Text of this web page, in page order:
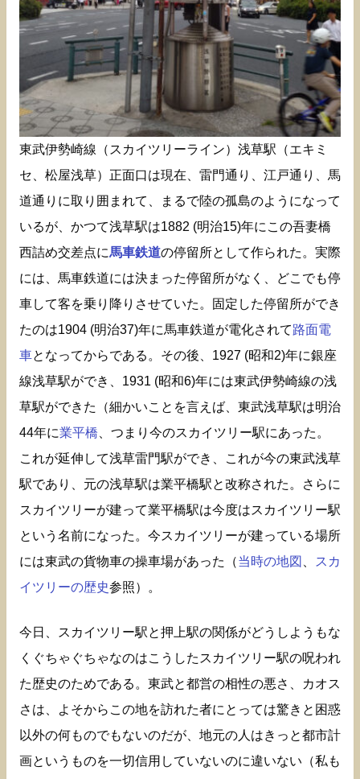
東武伊勢崎線（スカイツリーライン）浅草駅（エキミ
セ、松屋浅草）正面口は現在、雷門通り、江戸通り、馬
道通りに取り囲まれて、まるで陸の孤島のようになって
いるが、かつて浅草駅は1882 (明治15)年にこの吾妻橋
西詰め交差点に馬車鉄道の停留所として作られた。実際
には、馬車鉄道には決まった停留所がなく、どこでも停
車して客を乗り降りさせていた。固定した停留所ができ
たのは1904 (明治37)年に馬車鉄道が電化されて路面電
車となってからである。その後、1927 (昭和2)年に銀座
線浅草駅ができ、1931 (昭和6)年には東武伊勢崎線の浅
草駅ができた（細かいことを言えば、東武浅草駅は明治
44年に業平橋 、つまり今のスカイツリー駅にあった。
これが延伸して浅草雷門駅ができ、これが今の東武浅草
駅であり、元の浅草駅は業平橋駅と改称された。さらに
スカイツリーが建って業平橋駅は今度はスカイツリー駅
という名前になった。今スカイツリーが建っている場所
には東武の貨物車の操車場があった（当時の地図
スカ
イツリーの歴史参照）。
今日、スカイツリー駅と押上駅の関係がどうしようもな
くぐちゃぐちゃなのはこうしたスカイツリー駅の呪われ
た歴史のためである。東武と都営の相性の悪さ、カオス
さは、よそからこの地を訪れた者にとっては驚きと困惑
以外の何ものでもないのだが、地元の人はきっと都市計
画というものを一切信用していないのに違いない（私も